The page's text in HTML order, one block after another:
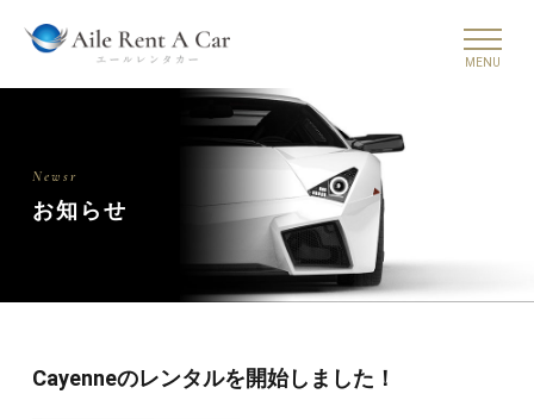
Newsr
お知らせ
Cayenneのレンタルを開始しました！